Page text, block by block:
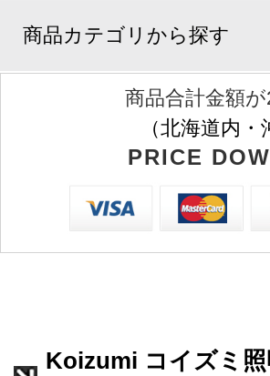
商品カテゴリから探す
商品合計金額
（北海道内
PRICE
Koizumi コイズミ